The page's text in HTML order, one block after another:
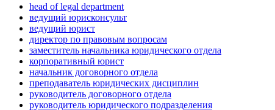
head of legal department
ведущий юрисконсульт
ведущий юрист
директор по правовым вопросам
заместитель начальника юридического отдела
корпоративный юрист
начальник договорного отдела
преподаватель юридических дисциплин
руководитель договорного отдела
руководитель юридического подразделения